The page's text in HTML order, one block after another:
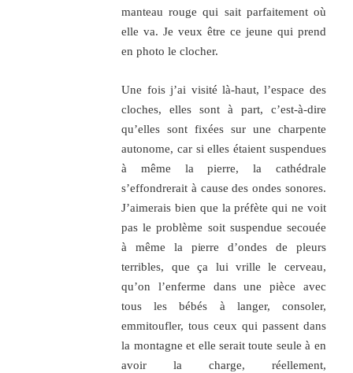
manteau rouge qui sait parfaitement où
elle va. Je veux être ce jeune qui prend
en photo le clocher.
Une fois j’ai visité là-haut, l’espace des
cloches, elles sont à part, c’est-à-dire
qu’elles sont fixées sur une charpente
autonome, car si elles étaient suspendues
à même la pierre, la cathédrale
s’effondrerait à cause des ondes sonores.
J’aimerais bien que la préfète qui ne voit
pas le problème soit suspendue secouée
à même la pierre d’ondes de pleurs
terribles, que ça lui vrille le cerveau,
qu’on l’enferme dans une pièce avec
tous les bébés à langer, consoler,
emmitoufler, tous ceux qui passent dans
la montagne et elle serait toute seule à en
avoir la charge, réellement,